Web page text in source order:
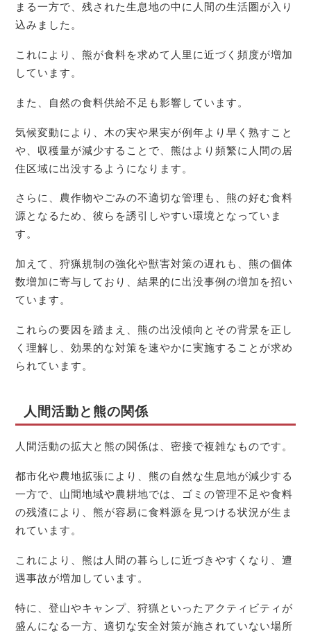
まる一方で、残された生息地の中に人間の生活圏が入り
込みました。
これにより、熊が食料を求めて人里に近づく頻度が増加
しています。
また、自然の食料供給不足も影響しています。
気候変動により、木の実や果実が例年より早く熟すこと
や、収穫量が減少することで、熊はより頻繁に人間の居
住区域に出没するようになります。
さらに、農作物やごみの不適切な管理も、熊の好む食料
源となるため、彼らを誘引しやすい環境となっていま
す。
加えて、狩猟規制の強化や獣害対策の遅れも、熊の個体
数増加に寄与しており、結果的に出没事例の増加を招い
ています。
これらの要因を踏まえ、熊の出没傾向とその背景を正し
く理解し、効果的な対策を速やかに実施することが求め
られています。
人間活動と熊の関係
人間活動の拡大と熊の関係は、密接で複雑なものです。
都市化や農地拡張により、熊の自然な生息地が減少する
一方で、山間地域や農耕地では、ゴミの管理不足や食料
の残渣により、熊が容易に食料源を見つける状況が生ま
れています。
これにより、熊は人間の暮らしに近づきやすくなり、遭
遇事故が増加しています。
特に、登山やキャンプ、狩猟といったアクティビティが
盛んになる一方、適切な安全対策が施されていない場所